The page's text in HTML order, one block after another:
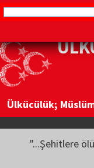
Ülkücülük;
"...Şehitlere